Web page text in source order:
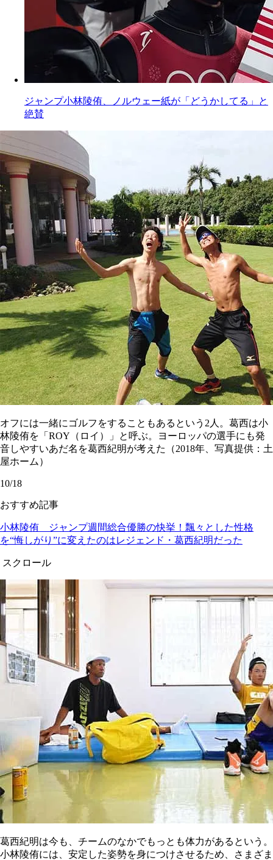
ジャンプ小林陵侑、ノルウェー紙が「どうかしてる」と
絶賛
オフには一緒にゴルフをすることもあるという2人。葛西は小
林陵侑を「ROY（ロイ）」と呼ぶ。ヨーロッパの選手にも発
音しやすいあだ名を葛西紀明が考えた（2018年、写真提供：土
屋ホーム）
10/18
おすすめ記事
小林陵侑 ジャンプ週間総合優勝の快挙！飄々とした性格
を“悔しがり”に変えたのはレジェンド・葛西紀明だった
スクロール
葛西紀明は今も、チームのなかでもっとも体力があるという。
小林陵侑には、安定した姿勢を身につけさせるため、さまざま